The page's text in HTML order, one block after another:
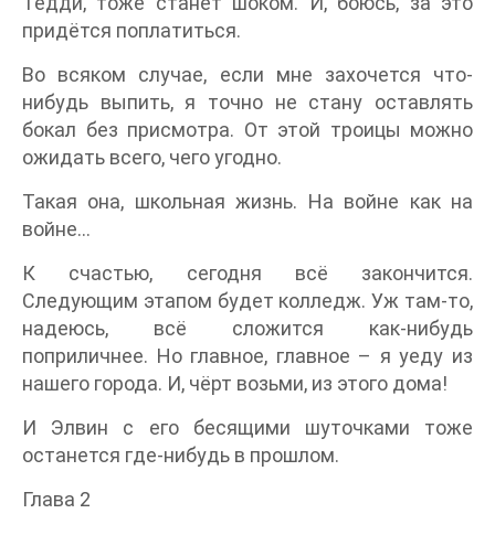
придётся поплатиться.
Во всяком случае, если мне захочется что-
нибудь выпить, я точно не стану оставлять
бокал без присмотра. От этой троицы можно
ожидать всего, чего угодно.
Такая она, школьная жизнь. На войне как на
войне…
К счастью, сегодня всё закончится.
Следующим этапом будет колледж. Уж там-то,
надеюсь, всё сложится как-нибудь
поприличнее. Но главное, главное – я уеду из
нашего города. И, чёрт возьми, из этого дома!
И Элвин с его бесящими шуточками тоже
останется где-нибудь в прошлом.
Глава 2